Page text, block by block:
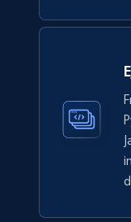
Walmart
Seller id, URL,
display name,
about us, and